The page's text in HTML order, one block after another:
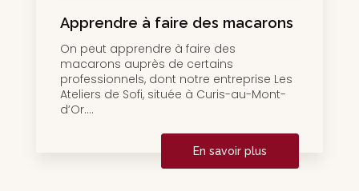
Apprendre à faire des macarons
On peut apprendre à faire des
macarons auprès de certains
professionnels, dont notre entreprise Les
Ateliers de Sofi, située à Curis-au-Mont-
d’Or....
En savoir plus